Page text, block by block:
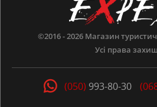
©2016 - 2026 Магазин
Усі права
(050) 993-80-30